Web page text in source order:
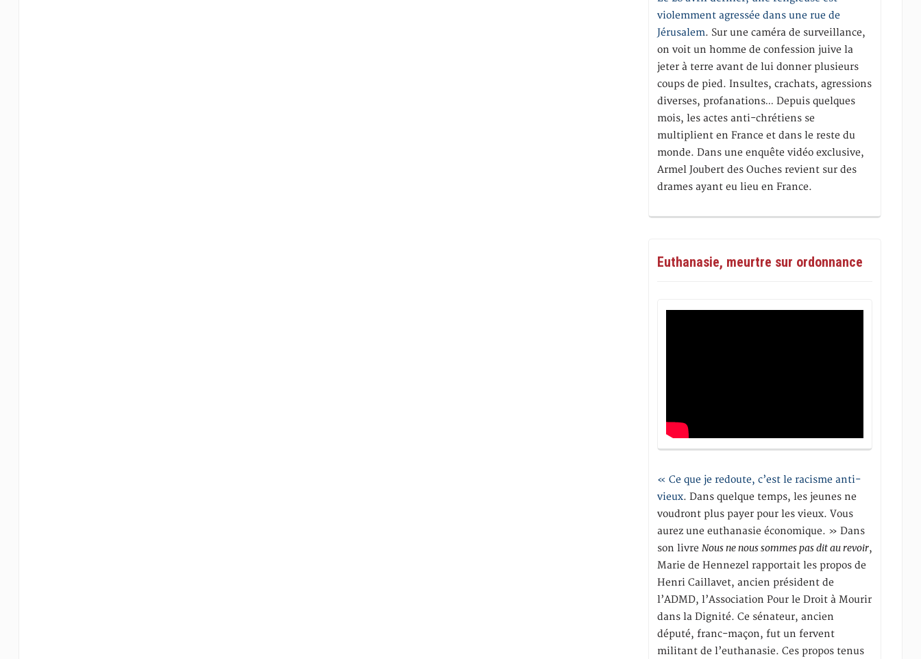
violemment agressée dans une rue de
Jérusalem. Sur une caméra de surveillance,
on voit un homme de confession juive la
jeter à terre avant de lui donner plusieurs
coups de pied. Insultes, crachats, agressions
diverses, profanations… Depuis quelques
mois, les actes anti-chrétiens se
multiplient en France et dans le reste du
monde. Dans une enquête vidéo exclusive,
Armel Joubert des Ouches revient sur des
drames ayant eu lieu en France.
Euthanasie, meurtre sur ordonnance
« Ce que je redoute, c’est le racisme anti-
vieux. Dans quelque temps, les jeunes ne
voudront plus payer pour les vieux. Vous
aurez une euthanasie économique. » Dans
son livreNous ne nous sommes pas dit au revoir,
Marie de Hennezel rapportait les propos de
Henri Caillavet, ancien président de
l’ADMD, l’Association Pour le Droit à Mourir
dans la Dignité. Ce sénateur, ancien
député, franc-maçon, fut un fervent
militant de l’euthanasie. Ces propos tenus